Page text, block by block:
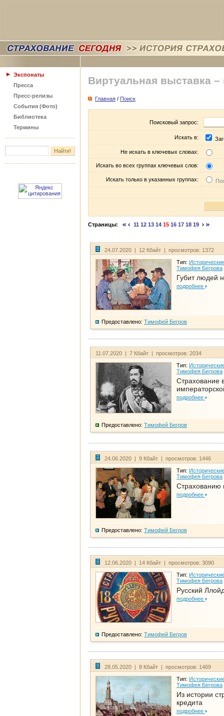
Экспонаты
Пресса
Пресс-релизы
События (Фото)
Библиотека
Термины
Виртуальная выставка –
Главная / Поиск
Поисковый запрос:
Искать в:
Не искать в ключевых словах:
Искать во всех группах ключевых слов:
Искать только в указанных группах:
Страницы: 11 12 13 14 15 16 17 18 19
24.07.2020 | 12 Кбайт | просмотров: 1372
Тип:
Тимофея Бегрова
Губит людей
подробнее
Предоставлено: Тимофей Бегров
11.07.2020 | 7 Кбайт | просмотров: 2034
Тип:
Тимофея Бегрова
Страхование
подробнее
Предоставлено: Тимофей Бегров
24.06.2020 | 9 Кбайт | просмотров: 1446
Тип:
Тимофея Бегрова
Страхованию
подробнее
Предоставлено: Тимофей Бегров
12.06.2020 | 14 Кбайт | просмотров: 3090
Тип:
Тимофея Бегрова
Русский
подробнее
Предоставлено: Тимофей Бегров
28.05.2020 | 8 Кбайт | просмотров: 1469
Тип:
Тимофея Бегрова
Из истории
кредита
подробнее